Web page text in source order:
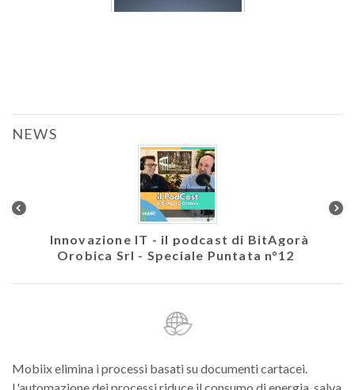
NEWS
Innovazione IT - il podcast di BitAgorà
Orobica Srl - Speciale Puntata n°12
Mobiix elimina i processi basati su documenti cartacei.